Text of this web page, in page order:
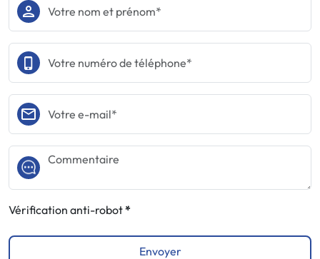
Vérification anti-robot
Envoyer